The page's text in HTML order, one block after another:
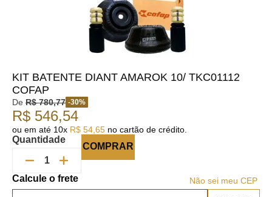
KIT BATENTE DIANT AMAROK 10/ TKC01112
COFAP
De R$ 780,77 -30%
R$ 546,54
ou em até 10x R$ 54 65 no cartão de crédito.
Quantidade
COMPRAR
Não sei meu CEP